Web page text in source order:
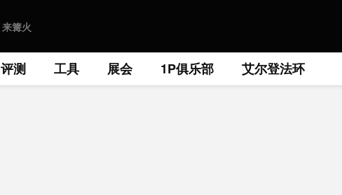
评测 工具 展会 1P俱乐部 艾尔登法环